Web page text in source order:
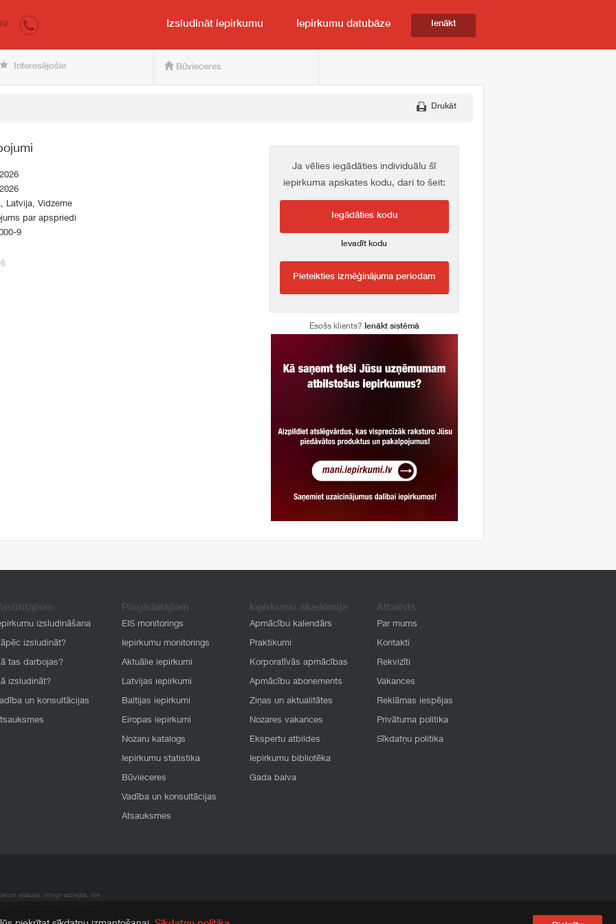
pircējam un pārdevējam
LV Izsludināt iepirkumu Iepirkumu datubāze Ienākt
Interesējošie Būvieceres
Drukāt
Latvija, Vidzeme
par apspriedi
9
Ja vēlies iegādāties individuālu šī
iepirkuma apskates kodu, dari to šeit:
Iegādāties kodu
Ievadīt kodu
Pieteikties izmēģinājuma periodam
Esošs klients? Ienākt sistēmā
izsludināšana
izsludināt?
tas darbojas?
izsludināt?
un konsultācijas
Piegādātājiem
EIS monitorings
Iepirkumu monitorings
Aktuālie iepirkumi
Latvijas iepirkumi
Baltijas iepirkumi
Eiropas iepirkumi
Nozaru katalogs
Iepirkumu statistika
Būvieceres
Vadība un konsultācijas
Atsauksmes
Iepirkumu akadēmija
Apmācību kalendārs
Praktikumi
Korporatīvās apmācības
Apmācību abonements
Ziņas un aktualitātes
Nozares vakances
Ekspertu atbildes
Iepirkumu bibliotēka
Gada balva
Atbalsts
Par mums
Kontakti
Rekvizīti
Vakances
Reklāmas iespējas
Privātuma politika
Sīkdatņu politika
atļaujas, stingri aizliegta. SIA